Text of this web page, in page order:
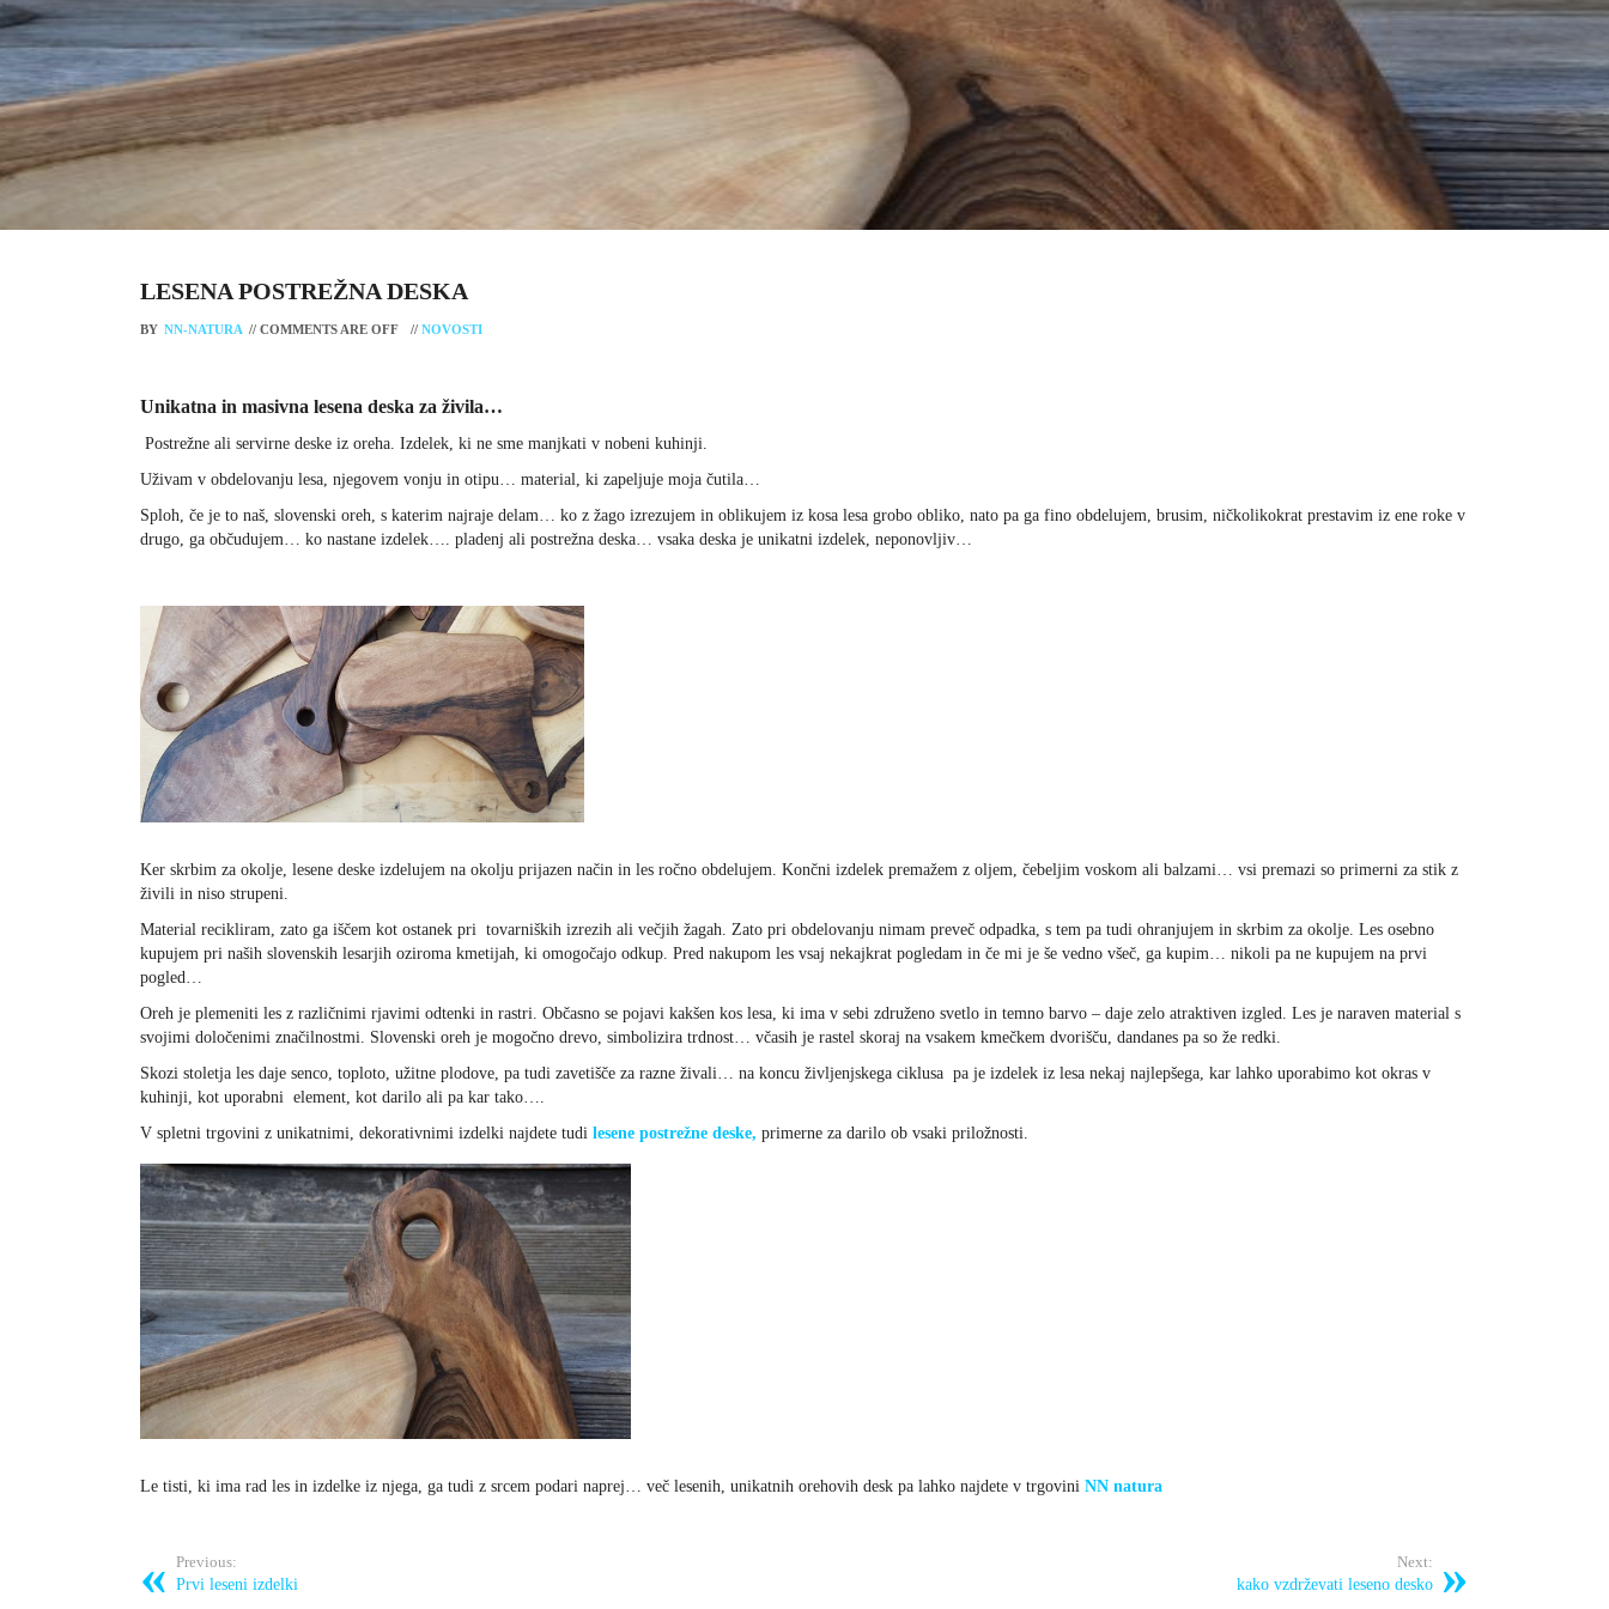
LESENA POSTREŽNA DESKA
BY NN-NATURA // COMMENTS ARE OFF // NOVOSTI
Unikatna in masivna lesena deska za živila…
Postrežne ali servirne deske iz oreha. Izdelek, ki ne sme manjkati v nobeni kuhinji.
Uživam v obdelovanju lesa, njegovem vonju in otipu… material, ki zapeljuje moja čutila…
Sploh, če je to naš, slovenski oreh, s katerim najraje delam… ko z žago izrezujem in oblikujem iz kosa lesa grobo obliko, nato pa ga fino obdelujem, brusim, ničkolikokrat prestavim iz ene roke v
drugo, ga občudujem… ko nastane izdelek…. pladenj ali postrežna deska… vsaka deska je unikatni izdelek, neponovljiv…
Ker skrbim za okolje, lesene deske izdelujem na okolju prijazen način in les ročno obdelujem. Končni izdelek premažem z oljem, čebeljim voskom ali balzami… vsi premazi so primerni za stik z
živili in niso strupeni.
Material recikliram, zato ga iščem kot ostanek pri tovarniških izrezih ali večjih žagah. Zato pri obdelovanju nimam preveč odpadka, s tem pa tudi ohranjujem in skrbim za okolje. Les osebno
kupujem pri naših slovenskih lesarjih oziroma kmetijah, ki omogočajo odkup. Pred nakupom les vsaj nekajkrat pogledam in če mi je še vedno všeč, ga kupim… nikoli pa ne kupujem na prvi
pogled…
Oreh je plemeniti les z različnimi rjavimi odtenki in rastri. Občasno se pojavi kakšen kos lesa, ki ima v sebi združeno svetlo in temno barvo – daje zelo atraktiven izgled. Les je naraven material s
svojimi določenimi značilnostmi. Slovenski oreh je mogočno drevo, simbolizira trdnost… včasih je rastel skoraj na vsakem kmečkem dvorišču, dandanes pa so že redki.
Skozi stoletja les daje senco, toploto, užitne plodove, pa tudi zavetišče za razne živali… na koncu življenjskega ciklusa pa je izdelek iz lesa nekaj najlepšega, kar lahko uporabimo kot okras v
kuhinji, kot uporabni element, kot darilo ali pa kar tako….
V spletni trgovini z unikatnimi, dekorativnimi izdelki najdete tudi lesene postrežne deske, primerne za darilo ob vsaki priložnosti.
Le tisti, ki ima rad les in izdelke iz njega, ga tudi z srcem podari naprej… več lesenih, unikatnih orehovih desk pa lahko najdete v trgovini NN natura
Previous:
Prvi leseni izdelki
Next:
kako vzdrževati leseno desko